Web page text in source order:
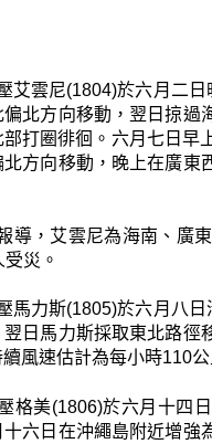
艾雲尼(1804)於六月二
偏北方向移動，翌日掠
打圈徘徊。六月七日早
方向移動，晚上在廣東
導，艾雲尼為海南、廣
災。
馬力斯(1805)於六月八
日馬力斯採取東北路徑
風速估計為每小時110
格美(1806)於六月十四
六日在沖繩島附近增強